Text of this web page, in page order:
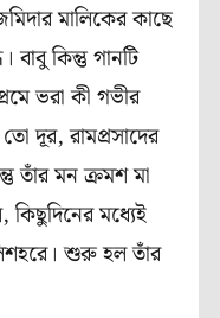
মালিকের কাছে
বাবু কিন্তু গানটি
ভরা কী গভীর
দূর, রামপ্রসাদের
তাঁর মন ক্রমশ মা
কিছুদিনের মধ্যেই
শুরু হল তাঁর